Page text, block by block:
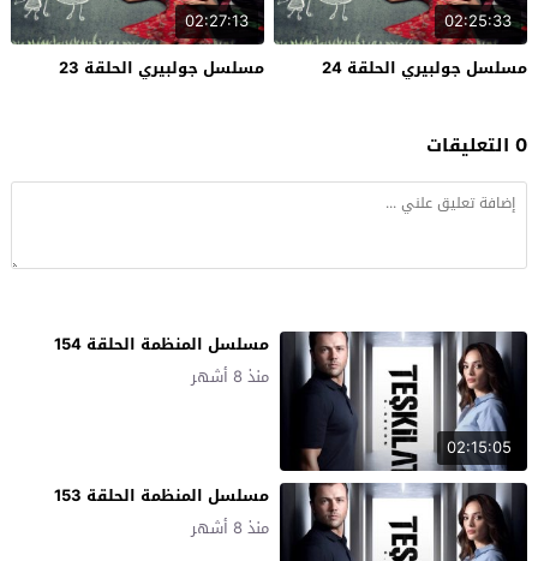
02:25:33
مسلسل جولبيري الحلقة 24
02:27:13
مسلسل جولبيري الحلقة 23
0 التعليقات
02:15:05
مسلسل المنظمة الحلقة 154
منذ 8 أشهر
مسلسل المنظمة الحلقة 153
منذ 8 أشهر